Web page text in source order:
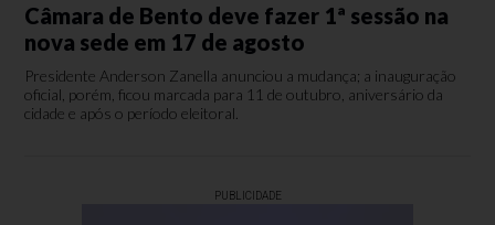
Câmara de Bento deve fazer 1ª sessão na
nova sede em 17 de agosto
Presidente Anderson Zanella anunciou a mudança; a inauguração
oficial, porém, ficou marcada para 11 de outubro, aniversário da
cidade e após o período eleitoral.
PUBLICIDADE